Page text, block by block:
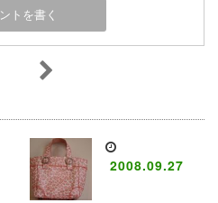
2008.09.27